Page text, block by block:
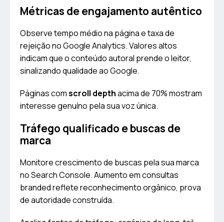
Métricas de engajamento autêntico
Observe tempo médio na página e taxa de
rejeição no Google Analytics. Valores altos
indicam que o conteúdo autoral prende o leitor,
sinalizando qualidade ao Google.
Páginas comscroll depthacima de 70% mostram
interesse genuíno pela sua voz única.
Tráfego qualificado e buscas de
marca
Monitore crescimento de buscas pela sua marca
no Search Console. Aumento em consultas
branded reflete reconhecimento orgânico, prova
de autoridade construída.